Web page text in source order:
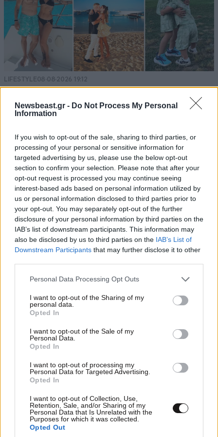
Newsbeast.gr - Do Not Process My Personal
Information
If you wish to opt-out of the sale, sharing to third parties, or
processing of your personal or sensitive information for
targeted advertising by us, please use the below opt-out
section to confirm your selection. Please note that after your
opt-out request is processed you may continue seeing
interest-based ads based on personal information utilized by
us or personal information disclosed to third parties prior to
your opt-out. You may separately opt-out of the further
disclosure of your personal information by third parties on the
IAB’s list of downstream participants. This information may
also be disclosed by us to third parties on the IAB’s List of
Downstream Participants that may further disclose it to other
Please note that this website/app uses one or more Google
not limited to your visit or usage behaviour. You may click to
grant or deny consent to Google and its third-party tags to
use your data for below specified purposes in below Google
consent section.
Personal Data Processing Opt Outs
I want to opt-out of the Sharing of my
personal data.
Opted In
I want to opt-out of the Sale of my
Personal Data.
Opted In
I want to opt-out of processing my
Personal Data for Targeted Advertising.
Opted In
I want to opt-out of Collection, Use,
Retention, Sale, and/or Sharing of my
Personal Data that Is Unrelated with the
Purposes for which it was collected.
Opted Out
και πολυ καλα κάνουν 26·09·2020 21:53
δεν μπορει ο καθε τυχάρπαστος να κατεβάζεις οτι
του κατεβασει η κλαβα ετσι για τημ πλακα του, να
αυτο, θελετε εσεις να πατε καπου για δουλεια και να
μην σας πληρώσουν
Απαντήστε 0
Ellraiser 27·09·2020 16:02
Εχεις δικαιο αλλα με καποιο χρονικο οριζοντα
(μιλαμε για διασκεδαση). Νομιζω οτι οι ταινιες
ανεβαινουν μετα απο μηνες. Σε επιτρεπουν πχ.
την αλιεια αλλο οχι την υπεραλιεια. Εβγαλαν απο
τους κινηματογραφους, τις πολλαπλες
ενοικιασεις, τα μπλουζακια, τα κουκλακια,
παιδικα ειδη και ενα σωρο αλλα. Ειναι γελειο να
νοικιαζεις την εργασια σου αλλα με ορους. Ενω
αν βρεις θεραπεια για τον καρκινο εκει στην
ορους.
Φαταουλ 26·09·2020 21:21
μυστικά" ... Χαχαχα δεν μπόρεσα να διαβάσω άλλο...
Χαχαχα χαχαχα
Απαντήστε
LIFESTYLE08·08·2026 19:12
Εριέττα Κούρκουλου – Τα 33α γενέθλια και τα
φιλιά με τον Βύρωνα Βασιλειάδη: «Καμία στιγμή
ευτυχίας δεδομένη»